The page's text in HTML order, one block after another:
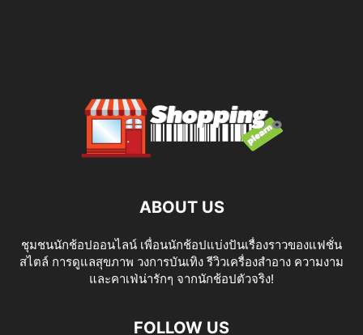
ABOUT US
ชุมชนนักช้อปออนไลน์ เพื่อนนักช้อปแบ่งปันเรื่องราวของแฟชั่น
สไตล์ การดูแลสุขภาพ วงการบันเทิง รีวิวเครื่องสำอาง ความงาม
และคาเฟ่น่ารักๆ จากนักช้อปตัวจริง!
FOLLOW US